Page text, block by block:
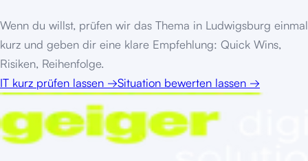
Wenn du willst, prüfen wir das Thema in Ludwigsburg einmal
kurz und geben dir eine klare Empfehlung: Quick Wins,
Risiken, Reihenfolge.
IT kurz prüfen lassen →Situation bewerten lassen →